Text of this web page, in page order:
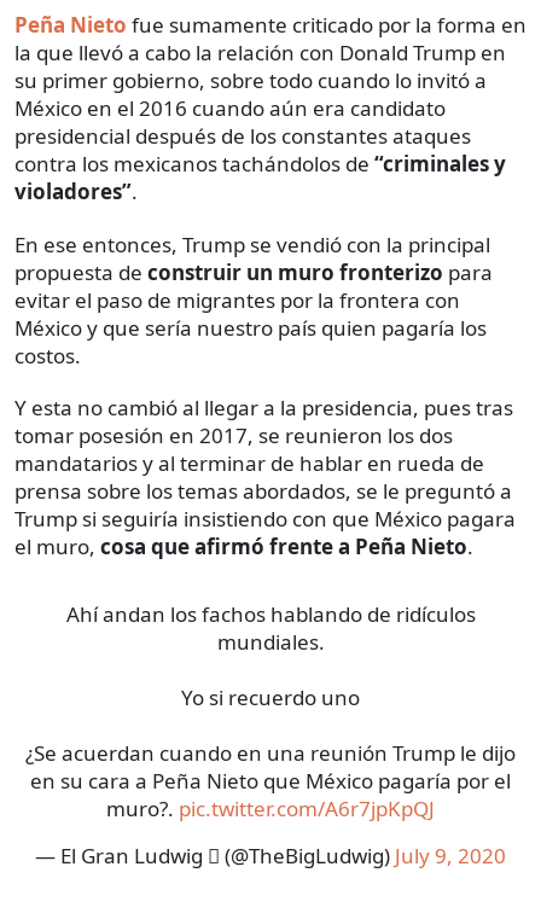
Peña Nieto fue sumamente criticado por la forma en
la que llevó a cabo la relación con Donald Trump en
su primer gobierno, sobre todo cuando lo invitó a
México en el 2016 cuando aún era candidato
presidencial después de los constantes ataques
contra los mexicanos tachándolos de “criminales y
violadores”.
En ese entonces, Trump se vendió con la principal
propuesta de construir un muro fronterizo para
evitar el paso de migrantes por la frontera con
México y que sería nuestro país quien pagaría los
costos.
Y esta no cambió al llegar a la presidencia, pues tras
tomar posesión en 2017, se reunieron los dos
mandatarios y al terminar de hablar en rueda de
prensa sobre los temas abordados, se le preguntó a
Trump si seguiría insistiendo con que México pagara
el muro, cosa que afirmó frente a Peña Nieto.
Ahí andan los fachos hablando de ridículos
mundiales.
Yo si recuerdo uno
¿Se acuerdan cuando en una reunión Trump le dijo
en su cara a Peña Nieto que México pagaría por el
muro?. pic.twitter.com/A6r7jpKpQJ
— El Gran Ludwig  (@TheBigLudwig) July 9, 2020